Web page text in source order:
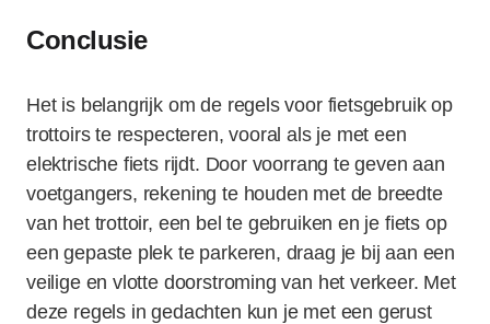
Conclusie
Het is belangrijk om de regels voor fietsgebruik op
trottoirs te respecteren, vooral als je met een
elektrische fiets rijdt. Door voorrang te geven aan
voetgangers, rekening te houden met de breedte
van het trottoir, een bel te gebruiken en je fiets op
een gepaste plek te parkeren, draag je bij aan een
veilige en vlotte doorstroming van het verkeer. Met
deze regels in gedachten kun je met een gerust